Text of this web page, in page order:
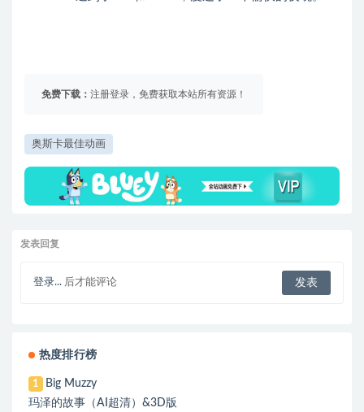
免费下载： 注册登录，免费获取本站所有资源！
奥斯卡最佳动画
发表回复
登录... 后才能评论
热度排行榜
1
Big Muzzy
玛泽的故事（AI超清）&3D版